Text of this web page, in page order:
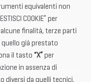
equivalenti non
COOKIE” per
finalità, terze parti
quello già prestato
il tasto “X” per
in assenza di
diversi da quelli tecnici.